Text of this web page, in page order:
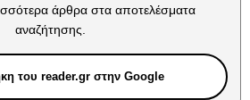
άρθρα στα αποτελέσματα
αναζήτησης.
του reader.gr στην Google